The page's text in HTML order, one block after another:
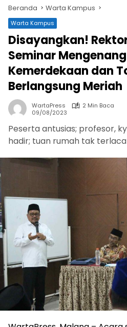
Beranda Warta Kampus
Warta Kampus
Disayangkan!
Seminar
Kemerdekaan dan
Berlangsung Meriah
WartaPress
2 Min Baca
09/08/2023
Peserta antusias; profesor,
hadir; tuan rumah tak